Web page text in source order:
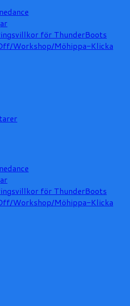
för ThunderBoots
Workshop/Möhippa-Klicka
för ThunderBoots
Workshop/Möhippa-Klicka